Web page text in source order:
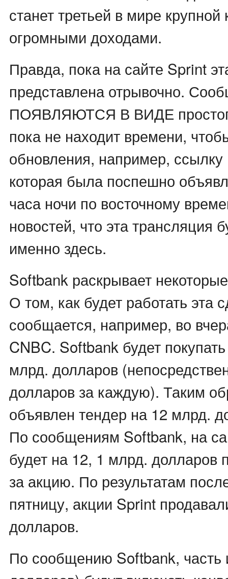
станет третьей в мире
огромными доходами.
Правда, пока на сайте Sprint
представлена отрывочно.
ПОЯВЛЯЮТСЯ В ВИДЕ
пока не находит времени,
обновления, например,
которая была поспешно
часа ночи по восточному
новостей, что эта трансляция
именно здесь.
Softbank раскрывает
О том, как будет работать эта
сообщается, например, во
CNBC. Softbank будет
млрд. долларов
долларов за каждую). Таким
объявлен тендер на 12 млрд.
По сообщениям Softbank, на
будет на 12, 1 млрд. долларов
за акцию. По результатам
пятницу, акции Sprint
долларов.
По сообщению Softbank, часть